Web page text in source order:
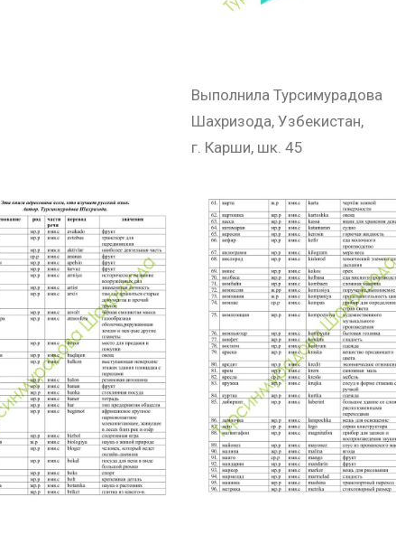
Выполнила Турсимурадова
Шахризода, Узбекистан,
г. Карши, шк. 45